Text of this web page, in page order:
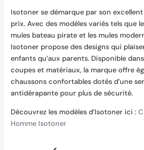
Isotoner se démarque par son
prix. Avec des modèles variés tels que
mules bateau pirate et les mules
Isotoner propose des designs qui
enfants qu’aux parents. Disponible
coupes et matériaux, la marque offre
chaussons confortables dotés d’une
antidérapante pour plus de sécurité.
Découvrez les modèles d’Isotoner ici :
Homme Isotoner